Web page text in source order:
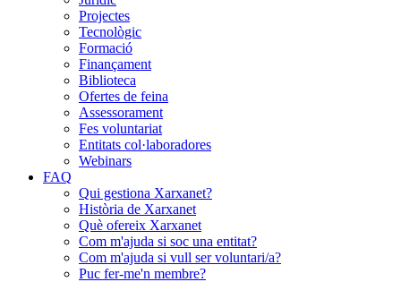
Projectes
Tecnològic
Formació
Finançament
Biblioteca
Ofertes de feina
Assessorament
Fes voluntariat
Entitats col·laboradores
Webinars
FAQ
Qui gestiona Xarxanet?
Història de Xarxanet
Què ofereix Xarxanet
Com m'ajuda si soc una entitat?
Com m'ajuda si vull ser voluntari/a?
Puc fer-me'n membre?